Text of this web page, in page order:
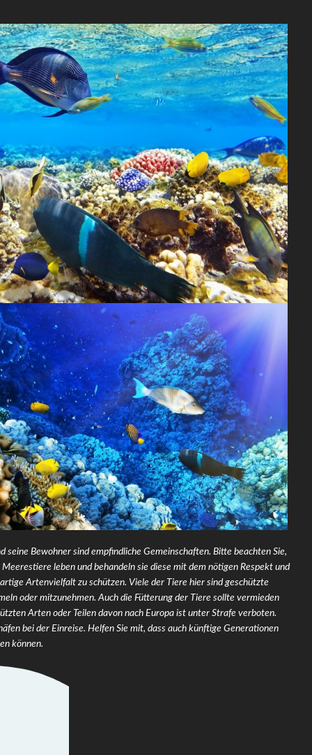
seine Bewohner sind empfindliche Gemeinschaften. Bitte beachten Sie,
leben und behandeln sie diese mit dem nötigen Respekt und
Artenvielfalt zu schützen. Viele der Tiere hier sind geschützte
oder mitzunehmen. Auch die Fütterung der Tiere sollte vermieden
Arten oder Teilen davon nach Europa ist unter Strafe verboten.
bei der Einreise. Helfen Sie mit, dass auch künftige Generationen
können.